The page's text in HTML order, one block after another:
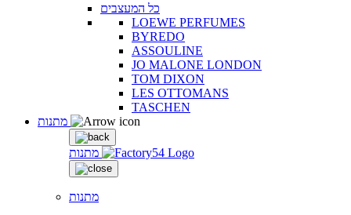
כל המעצבים
LOEWE PERFUMES
BYREDO
ASSOULINE
JO MALONE LONDON
TOM DIXON
LES OTTOMANS
TASCHEN
מתנות
מתנות